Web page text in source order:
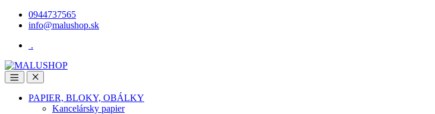
Skip
Skip
0944737565
info@malushop.sk
.
Open Close
PAPIER, BLOKY, OBÁLKY
Kancelársky papier